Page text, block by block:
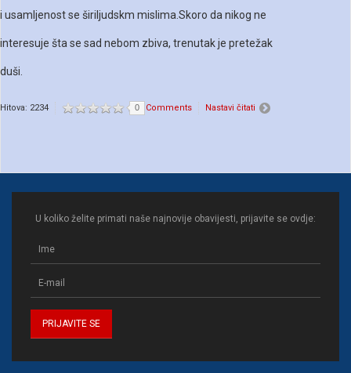
i usamljenost se širiljudskm mislima.Skoro da nikog ne
interesuje šta se sad nebom zbiva, trenutak je pretežak
duši.
Comments Nastavi čitati
Hitova: 2234 0
U koliko želite primati naše najnovije obavijesti, prijavite se ovdje: